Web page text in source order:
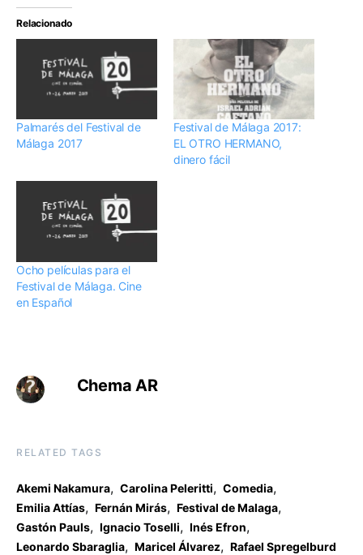
Relacionado
Palmarés del Festival de
Málaga 2017
Festival de Málaga 2017:
EL OTRO HERMANO,
dinero fácil
Ocho películas para el
Festival de Málaga. Cine
en Español
Chema AR
RELATED TAGS
Akemi Nakamura, Carolina Peleritti, Comedia,
Emilia Attías, Fernán Mirás, Festival de Malaga,
Gastón Pauls, Ignacio Toselli, Inés Efron,
Leonardo Sbaraglia, Maricel Álvarez, Rafael Spregelburd